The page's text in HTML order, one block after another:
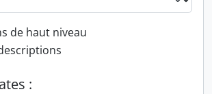
filter
de haut niveau
: